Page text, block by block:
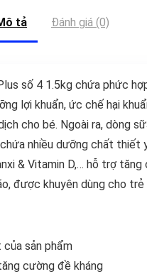
tả Đánh giá (0)
số 4 1.5kg chứa phức
lợi khuẩn, ức chế hại
cho bé. Ngoài ra, dòng
nhiều dưỡng chất thiết
& Vitamin D,… hỗ trợ tăng
được khuyên dùng cho
sản phẩm
cường đề kháng